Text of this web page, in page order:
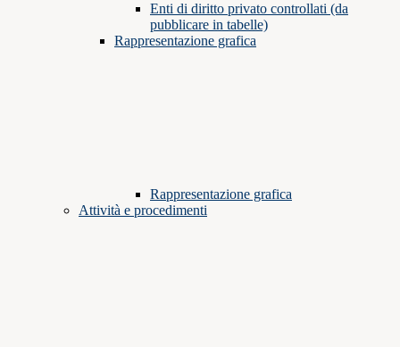
Enti di diritto privato controllati (da
pubblicare in tabelle)
Rappresentazione grafica
Rappresentazione grafica
Attività e procedimenti